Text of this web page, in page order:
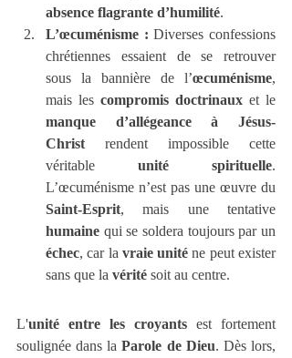
absence flagrante d’humilité.
L’œcuménisme : Diverses confessions
chrétiennes essaient de se retrouver
sous la bannière de l’œcuménisme,
mais les compromis doctrinaux
manque d’allégeance à Jésus-
Christ rendent impossible cette
véritable unité spirituelle.
Saint-Esprit
humaine
échec, car la vraie unité ne peut exister
sans que la vérité soit au centre.
L'unité entre les croyants est fortement
soulignée dans la Parole de Dieu. Dès lors,